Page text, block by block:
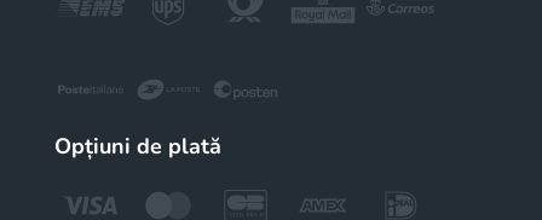
Opțiuni de plată